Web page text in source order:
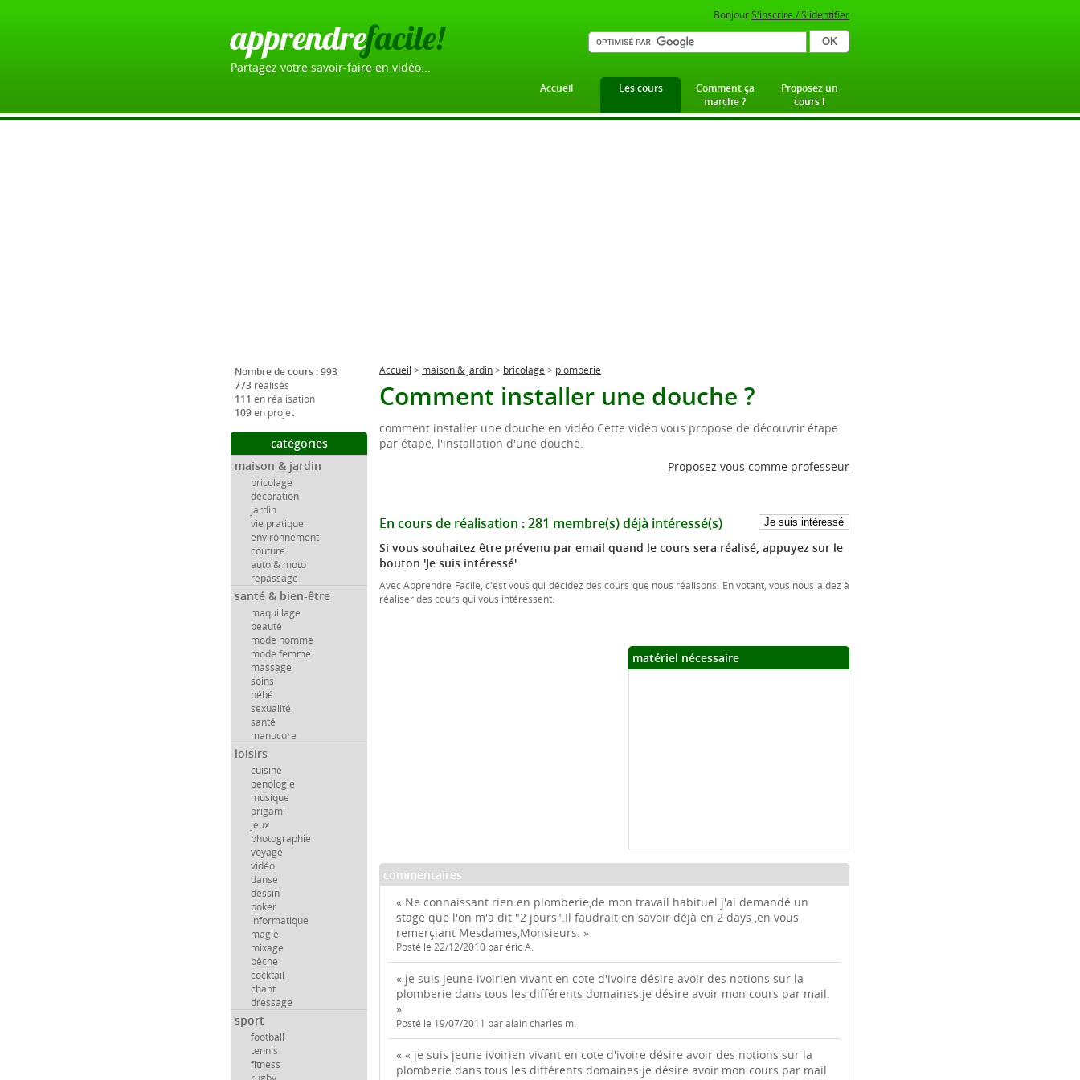
apprendrefacile!
Partagez votre savoir-faire en vidéo...
BonjourS'inscrire / S'identifier
Accueil Les cours
Comment ça
marche ?
Proposez un
cours !
Nombre de cours : 993
773 réalisés
111 en réalisation
109en projet
catégories
maison & jardin
bricolage
décoration
jardin
vie pratique
environnement
couture
auto & moto
repassage
santé & bien-être
maquillage
beauté
mode homme
mode femme
massage
soins
bébé
sexualité
santé
manucure
loisirs
cuisine
oenologie
musique
origami
jeux
photographie
voyage
vidéo
danse
dessin
poker
informatique
magie
mixage
pêche
cocktail
chant
dressage
sport
football
tennis
fitness
Accueil > maison & jardin> bricolage > plomberie
Comment installer une douche ?
comment installer une douche en vidéo.Cette vidéo vous propose de découvrir étape
par étape, l'installation d'une douche.
Proposez vous comme professeur
En cours de réalisation :281 membre(s)déjà intéressé(s)
Si vous souhaitez être prévenu par email quand le cours sera réalisé, appuyez sur le
bouton 'Je suis intéressé'
Avec Apprendre Facile, c'est vous qui décidez des cours que nous réalisons. En votant, vous nous aidez à
réaliser des cours qui vous intéressent.
matériel nécessaire
commentaires
« Ne connaissant rien en plomberie,de mon travail habituel j'ai demandé un
stage que l'on m'a dit "2 jours".Il faudrait en savoir déjà en 2 days ,en vous
remerçiant Mesdames,Monsieurs. »
Posté le 22/12/2010 par éric A.
« je suis jeune ivoirien vivant en cote d'ivoire désire avoir des notions sur la
plomberie dans tous les différents domaines.je désire avoir mon cours par mail.
»
Posté le 19/07/2011 par alain charles m.
« « je suis jeune ivoirien vivant en cote d'ivoire désire avoir des notions sur la
plomberie dans tous les différents domaines.je désire avoir mon cours par mail.